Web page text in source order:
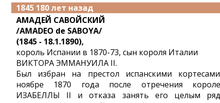
1845 180 лет назад
АМАДЕЙ САВОЙСКИЙ
/AMADEO de SABOYA/
(1845 - 18.1.1890),
король Испании в 1870-73, сын короля Италии
ВИКТОРА ЭММАНУИЛА II.
Был избран на престол испанскими
ноябре 1870 года после отречения
ИЗАБЕЛЛЫ II и отказа занять его целым